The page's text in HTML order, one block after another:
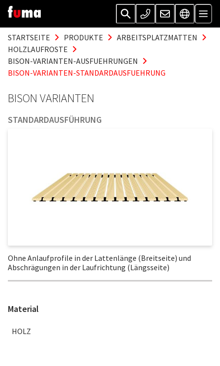
STARTSEITE PRODUKTE
ARBEITSPLATZMATTEN
HOLZLAUFROSTE
BISON-VARIANTEN-AUSFUEHRUNGEN
BISON-VARIANTEN-STANDARDAUSFUEHRUNG
BISON VARIANTEN
STANDARDAUSFÜHRUNG
Ohne Anlaufprofile in der Lattenlänge (Breitseite) und
Abschrägungen in der Laufrichtung (Längsseite)
Material
HOLZ